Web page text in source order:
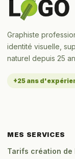
Graphiste
identité visuelle,
naturel depuis 25
+25 ans
MES SERVICES
Tarifs création de